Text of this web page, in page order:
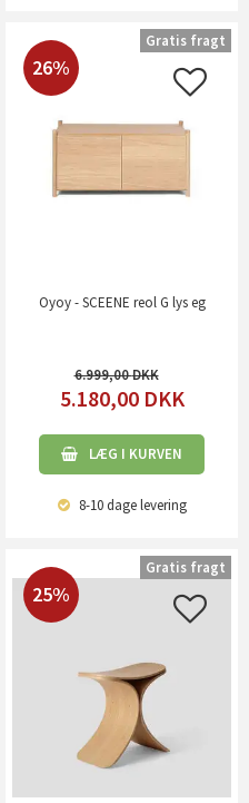
26%
Oyoy - SCEENE reol G lys eg
6.999,00
5.180,00 DKK
LÆG I KURVEN
8-10 dagelevering
Gratis fragt
25%
Gratis fragt